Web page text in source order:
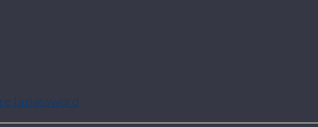
la password